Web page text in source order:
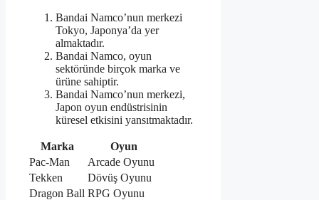
Bandai Namco’nun merkezi
Tokyo, Japonya’da yer
almaktadır.
Bandai Namco, oyun
sektöründe birçok marka ve
ürüne sahiptir.
Bandai Namco’nun merkezi,
Japon oyun endüstrisinin
küresel etkisini yansıtmaktadır.
Marka
Oyun
Pac-Man
Arcade Oyunu
Tekken
Dövüş Oyunu
Dragon Ball RPG Oyunu